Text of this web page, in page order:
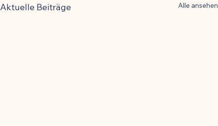
Aktuelle Beiträge Alle ansehen